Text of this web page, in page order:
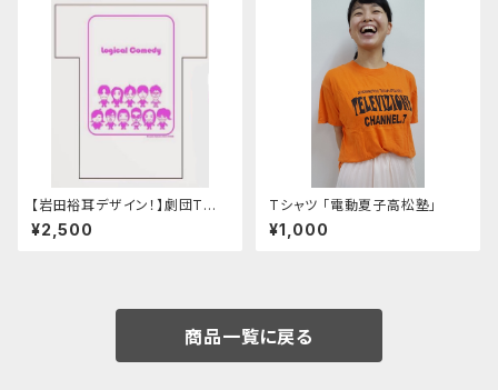
【岩田裕耳デザイン！】劇団Tシャ
ツ「電夏ホワイト」
¥2,500
Tシャツ 「電動夏子高松塾」
¥1,000
商品一覧に戻る